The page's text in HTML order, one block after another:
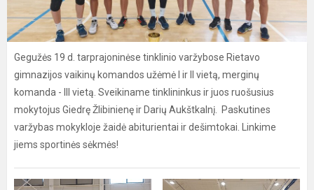
Gegužės 19 d. tarprajoninėse tinklinio varžybose Rietavo
gimnazijos vaikinų komandos užėmė I ir II vietą, merginų
komanda - III vietą. Sveikiname tinklininkus ir juos ruošusius
mokytojus Giedrę Žlibinienę ir Darių Aukštkalnį. Paskutines
varžybas mokykloje žaidė abiturientai ir dešimtokai. Linkime
jiems sportinės sėkmės!